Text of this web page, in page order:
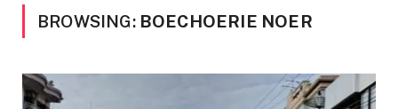
BROWSING: BOECHOERIE NOER